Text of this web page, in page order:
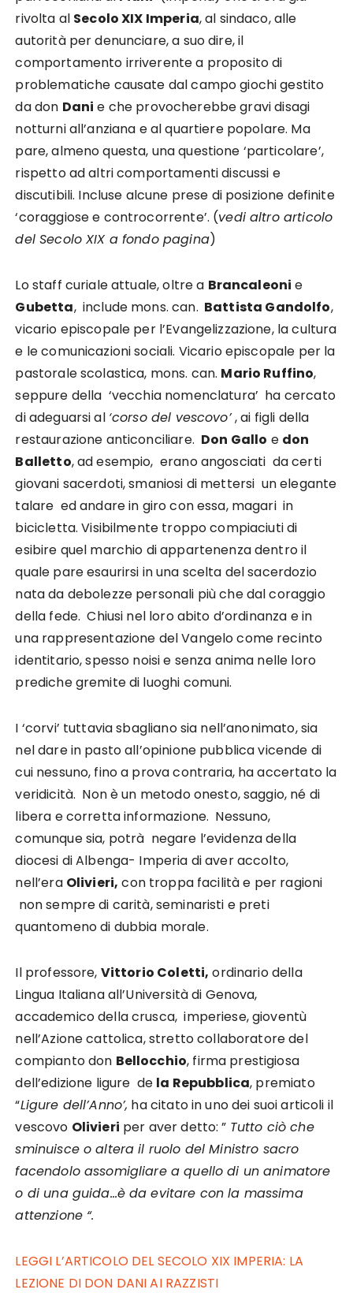
rivolta al Secolo XIX Imperia, al sindaco, alle
autorità per denunciare, a suo dire, il
comportamento irriverente a proposito di
problematiche causate dal campo giochi gestito
da don Dani e che provocherebbe gravi disagi
notturni all’anziana e al quartiere popolare. Ma
pare, almeno questa, una questione ‘particolare’,
rispetto ad altri comportamenti discussi e
discutibili. Incluse alcune prese di posizione definite
‘coraggiose e controcorrente’. (vedi altro articolo
del Secolo XIX a fondo pagina)
Lo staff curiale attuale, oltre a Brancaleoni e
Gubetta, include mons. can. Battista Gandolfo,
vicario episcopale per l’Evangelizzazione, la cultura
e le comunicazioni sociali. Vicario episcopale per la
pastorale scolastica, mons. can. Mario Ruffino,
seppure della ‘vecchia nomenclatura’ ha cercato
di adeguarsi al ‘corso del vescovo’, ai figli della
restaurazione anticonciliare. Don Gallo e don
Balletto, ad esempio, erano angosciati da certi
giovani sacerdoti, smaniosi di mettersi un elegante
talare ed andare in giro con essa, magari in
bicicletta. Visibilmente troppo compiaciuti di
esibire quel marchio di appartenenza dentro il
quale pare esaurirsi in una scelta del sacerdozio
nata da debolezze personali più che dal coraggio
della fede. Chiusi nel loro abito d’ordinanza e in
una rappresentazione del Vangelo come recinto
identitario, spesso noisi e senza anima nelle loro
prediche gremite di luoghi comuni.
I ‘corvi’ tuttavia sbagliano sia nell’anonimato, sia
nel dare in pasto all’opinione pubblica vicende di
cui nessuno, fino a prova contraria, ha accertato la
veridicità. Non è un metodo onesto, saggio, né di
libera e corretta informazione. Nessuno,
comunque sia, potrà negare l’evidenza della
diocesi di Albenga- Imperia di aver accolto,
nell’era Olivieri, con troppa facilità e per ragioni
non sempre di carità, seminaristi e preti
quantomeno di dubbia morale.
Il professore, Vittorio Coletti, ordinario della
Lingua Italiana all’Università di Genova,
accademico della crusca, imperiese, gioventù
nell’Azione cattolica, stretto collaboratore del
compianto don Bellocchio, firma prestigiosa
dell’edizione ligure de la Repubblica, premiato
“Ligure dell’Anno’, ha citato in uno dei suoi articoli il
vescovo Olivieri per aver detto: ” Tutto ciò che
sminuisce o altera il ruolo del Ministro sacro
facendolo assomigliare a quello di un animatore
o di una guida…è da evitare con la massima
attenzione “.
LEGGI L’ARTICOLO DEL SECOLO XIX IMPERIA: LA
LEZIONE DI DON DANI AI RAZZISTI